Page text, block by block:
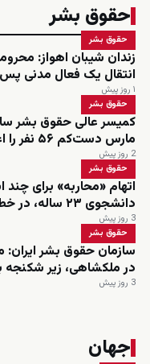
حقوق بشر
حقوق بشر
زندان شیبان اهواز:
انتقال یک فعال مدنی
۱ روز پیش
حقوق بشر
کمیسر عالی حقوق بشر
مارس دست‌کم ۵۶ نفر را اعدام کرده است
2 روز پیش
حقوق بشر
اتهام «محاربه» برای چند
دانشجوی ۲۳ ساله، در خطر اعدام است
3 روز پیش
حقوق بشر
سازمان حقوق بشر
در ملکشاهی، زیر
3 روز پیش
جهان